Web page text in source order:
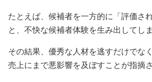
たとえば、候補者を一方的に「評価さ
と、不快な候補者体験を生み出してし
その結果、優秀な人材を逃すだけでな
売上にまで悪影響を及ぼすことが指摘